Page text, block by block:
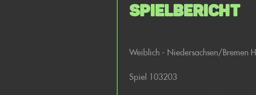
Spielbericht
Weiblich - Niedersachsen/
Spiel 103203